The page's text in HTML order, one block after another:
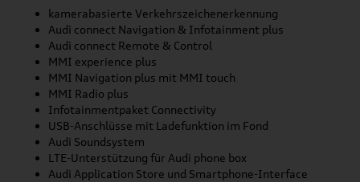
kamerabasierte Verkehrszeichenerkennung
Audi connect Navigation & Infotainment plus
Audi connect Remote & Control
MMI experience plus
MMI Navigation plus mit MMI touch
MMI Radio plus
Infotainmentpaket Connectivity
USB-Anschlüsse mit Ladefunktion im Fond
Audi Soundsystem
LTE-Unterstützung für Audi phone box
Audi Application Store und Smartphone-Interface